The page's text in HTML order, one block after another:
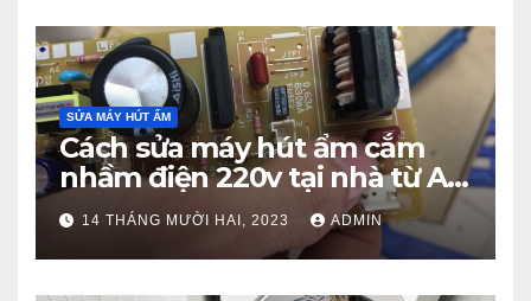
SỬA MÁY HÚT ẨM
Cách sửa máy hút ẩm cắm
nhầm điện 220v tại nhà từ A –
Z
14 THÁNG MƯỜI HAI, 2023 ADMIN